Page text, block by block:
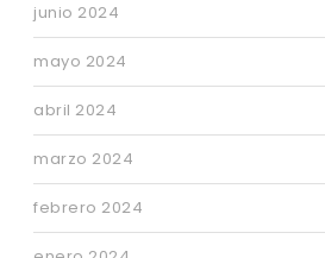
junio 2024
mayo 2024
abril 2024
marzo 2024
febrero 2024